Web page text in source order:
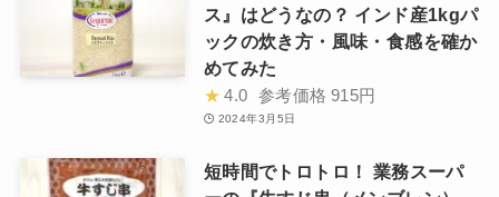
ス』はどうなの？ インド産1kgパ
ックの炊き方・風味・食感を確か
めてみた
★ 4.0 参考価格 915円
2024年3月5日
短時間でトロトロ！ 業務スーパ